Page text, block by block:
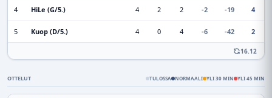
OTTELUT TULOSSA NORMAALI YLI 30 MIN YLI 45 MIN
4 HiLe (G/5.) 4 2 2 -2 -19 4
5 Kuop (D/5.) 4 0 4 -6 -42 2
16.12